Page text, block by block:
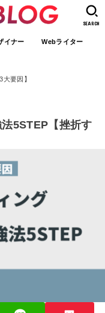
イナー Webライター
SEARCH
要因】
5STEP【挫折す